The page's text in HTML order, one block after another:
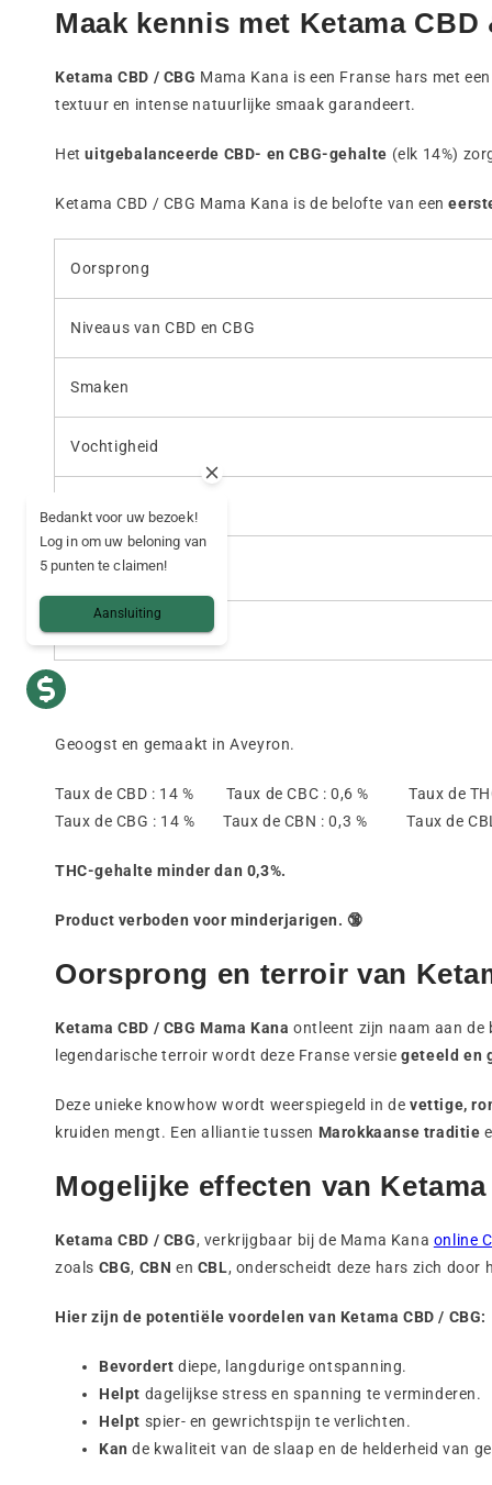
Maak kennis met Ketama
Ketama CBD / CBG Mama Kana is een Franse hars met
textuur en intense natuurlijke smaak garandeert.
Hetuitgebalanceerde CBD- en CBG-gehalte (elk 14%)
Ketama CBD / CBG Mama Kana is de belofte van een
Oorsprong
Niveaus van CBD en CBG
Smaken
Vochtigheid
Land van levering
Veilige betaling
Geoogst en gemaakt in Aveyron.
Taux de CBD : 14 % Taux de CBC : 0,6 % Taux de
Taux de CBG : 14 % Taux de CBN : 0,3 % Taux de
THC-gehalte minder dan 0,3%.
Product verboden voor minderjarigen. 🔞
Oorsprong en terroir van
Ketama CBD / CBG Mama Kana ontleent zijn naam aan de
legendarische terroir wordt deze Franse versiegeteeld en
Deze unieke knowhow wordt weerspiegeld in de vettige,
kruiden mengt. Een alliantie tussen Marokkaanse traditie
Mogelijke effecten van
Ketama CBD / CBG, verkrijgbaar bij de Mama Kana online
zoals CBG, CBN en CBL, onderscheidt deze hars zich door
Hier zijn de potentiële voordelen van Ketama CBD / CBG:
Bevordert diepe, langdurige ontspanning.
Helpt dagelijkse stress en spanning te verminderen.
Helpt spier- en gewrichtspijn te verlichten.
Kan de kwaliteit van de slaap en de helderheid van
Bedankt voor uw bezoek!
Log in om uw beloning van
5 punten te claimen!
Aansluiting